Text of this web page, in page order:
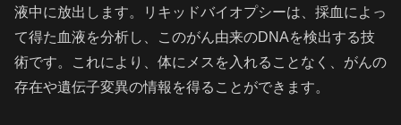
液中に放出します。リキッドバイオプシーは、採血によっ
て得た血液を分析し、このがん由来のDNAを検出する技
術です。これにより、体にメスを入れることなく、がんの
存在や遺伝子変異の情報を得ることができます。